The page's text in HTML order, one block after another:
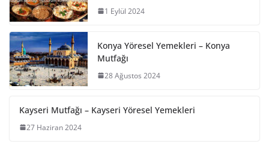
1 Eylül 2024
Konya Yöresel Yemekleri – Konya
Mutfağı
28 Ağustos 2024
Kayseri Mutfağı – Kayseri Yöresel Yemekleri
27 Haziran 2024